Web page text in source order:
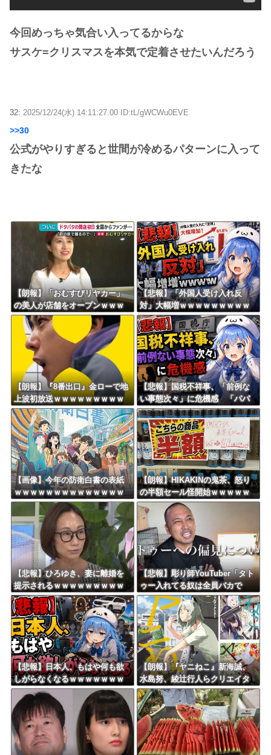
今回めっちゃ気合い入ってるからな
サスケ=クリスマスを本気で定着させたいんだろう
32: 2025/12/24(水) 14:11:27.00 ID:tL/gWCWu0EVE
>>30
公式がやりすぎると世間が冷めるパターンに入って
きたな
【朗報】「おむすびリヤカー」
の美人が店舗をオープンｗｗｗ
ｗｗｗｗｗｗｗｗｗ
【悲報】「外国人受け入れ反
対」大幅増ｗｗｗｗｗｗｗｗｗ
ｗｗｗｗｗｗｗｗｗ
【朗報】『8番出口』金ローで地
上波初放送ｗｗｗｗｗｗｗｗｗ
ｗｗｗｗ
【悲報】国税不祥事、「前例な
い事態次々」に危機感 「パパ
活」、情報漏えいも
【画像】今年の防衛白書の表紙
ｗｗｗｗｗｗｗｗｗｗｗｗｗｗ
ｗｗｗｗｗ
【朗報】HIKAKINの鬼茶、怒り
の半額セール怪開始ｗｗｗｗｗ
ｗｗｗｗｗｗｗｗｗ
【悲報】ひろゆき、妻に離婚を
提示されるｗｗｗｗｗｗｗｗｗ
ｗｗｗｗｗｗｗ
【悲報】彫り師YouTuber「タト
ゥー入れてる奴は全員バカで
す。すごい民度低い」
【悲報】日本人、もはや何も欲
しがらなくなるｗｗｗｗｗｗｗ
ｗｗｗｗｗｗｗｗｗｗｗｗｗｗ
ｗｗｗ
【朗報】『ヤニねこ』新海誠、
水島努、綾辻行人らクリエイタ
ーが絶賛ｗｗｗｗｗｗｗｗｗ